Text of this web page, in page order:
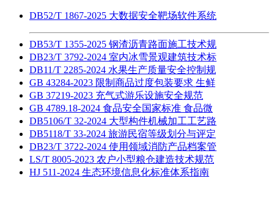
DB52/T 1867-2025 大数据安全靶场软件系统
DB53/T 1355-2025 钢渣沥青路面施工技术规
DB23/T 3792-2024 室内冰雪景观建筑技术标
DB11/T 2285-2024 水果生产质量安全控制规
GB 43284-2023 限制商品过度包装要求 生鲜
GB 37219-2023 充气式游乐设施安全规范
GB 4789.18-2024 食品安全国家标准 食品微
DB5106/T 32-2024 大型构件机械加工工艺路
DB5118/T 33-2024 旅游民宿等级划分与评定
DB23/T 3722-2024 使用领域消防产品档案管
LS/T 8005-2023 农户小型粮仓建造技术规范
HJ 511-2024 生态环境信息化标准体系指南